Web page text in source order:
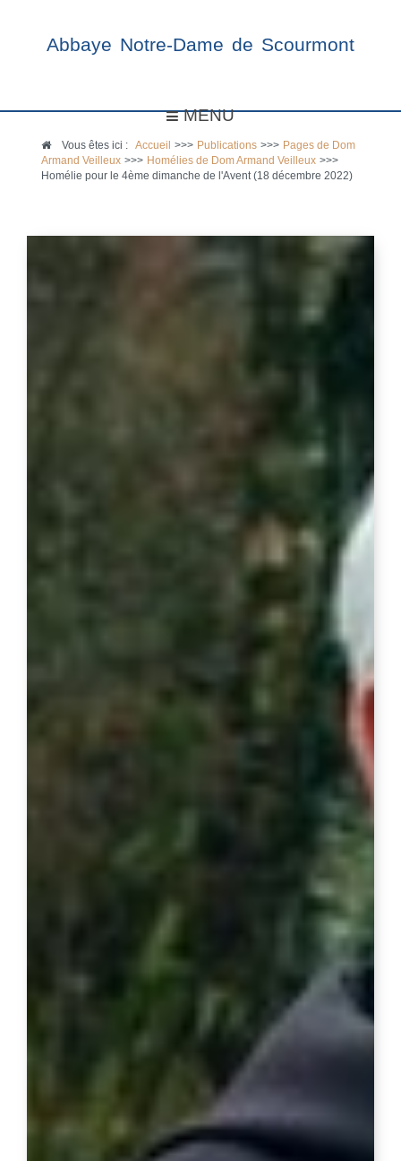
Abbaye Notre-Dame de Scourmont
MENU
Vous êtes ici :Accueil >>> Publications >>> Pages de Dom
Armand Veilleux >>> Homélies de Dom Armand Veilleux >>>
Homélie pour le 4ème dimanche de l'Avent (18 décembre 2022)